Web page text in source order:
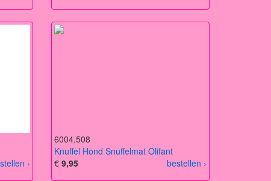
›
6004.508
Knuffel Hond Snuffelmat Olifant
bestellen ›
€9,95